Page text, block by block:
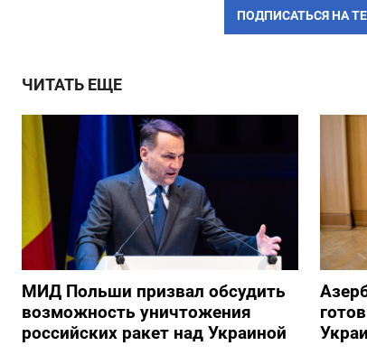
ПОДПИСАТЬСЯ НА
ЧИТАТЬ ЕЩЕ
МИД Польши призвал обсудить
возможность уничтожения
российских ракет над Украиной